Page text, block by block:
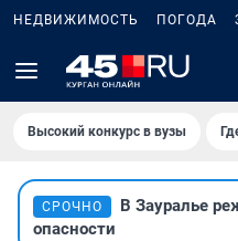
НЕДВИЖИМОСТЬ ПОГОДА
Высокий конкурс в вузы
СРОЧНО
В Зауралье
опасности